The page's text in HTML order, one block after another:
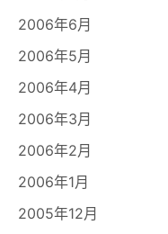
2006年6月
2006年5月
2006年4月
2006年3月
2006年2月
2006年1月
2005年12月